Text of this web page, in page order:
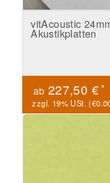
vitAcoustic
Akustikplatten
ab 227,50 €*
zzgl. 19% USt. (